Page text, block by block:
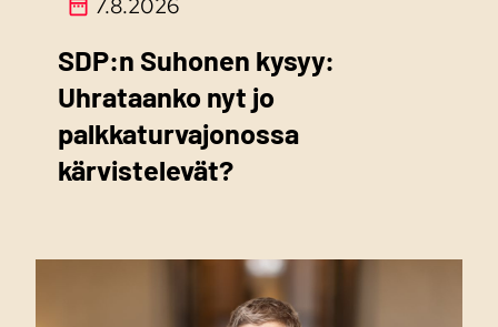
7.8.2026
SDP:n Suhonen kysyy:
Uhrataanko nyt jo
palkkaturvajonossa
kärvistelevät?